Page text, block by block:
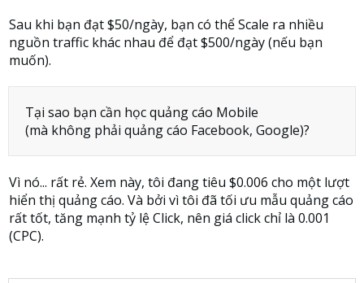
Sau khi bạn đạt $50/ngày, bạn có thể Scale ra nhiều
nguồn traffic khác nhau để đạt $500/ngày (nếu bạn
muốn).
Tại sao bạn cần học quảng cáo Mobile
(mà không phải quảng cáo Facebook, Google)?
Vì nó... rất rẻ. Xem này, tôi đang tiêu $0.006 cho một lượt
hiển thị quảng cáo. Và bởi vì tôi đã tối ưu mẫu quảng cáo
rất tốt, tăng mạnh tỷ lệ Click, nên giá click chỉ là 0.001
(CPC).